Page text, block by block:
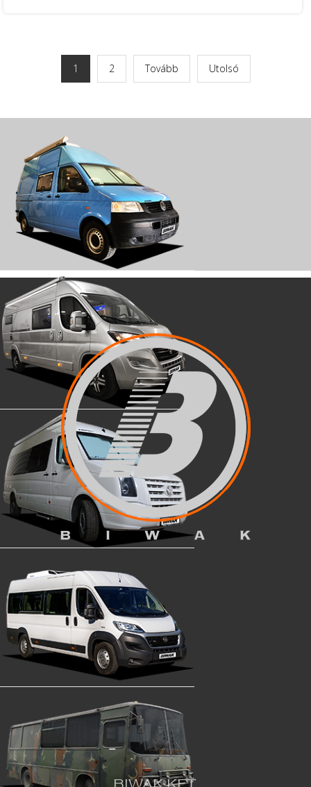
1 2 Tovább Utolsó
BIWAK KFT.